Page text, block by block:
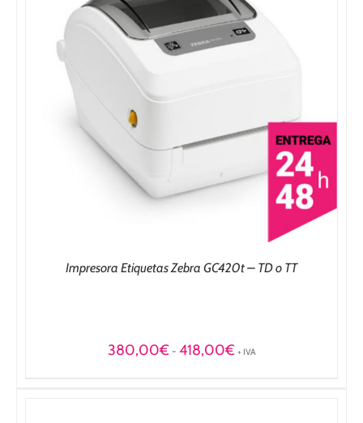
Impresora Etiquetas Zebra GC420t – TD o TT
380,00€ - 418,00€Rango
+ IVA